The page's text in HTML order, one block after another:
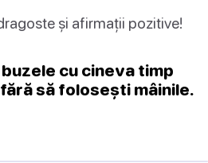
și afirmații pozitive!
cu cineva timp
să folosești mâinile.